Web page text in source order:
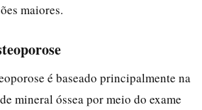
maiores.
é baseado principalmente na
mineral óssea por meio do exame